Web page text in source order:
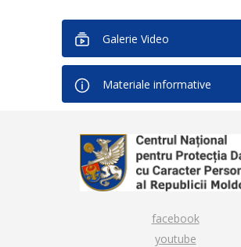
Galerie Video
Materiale informative
facebook
youtube